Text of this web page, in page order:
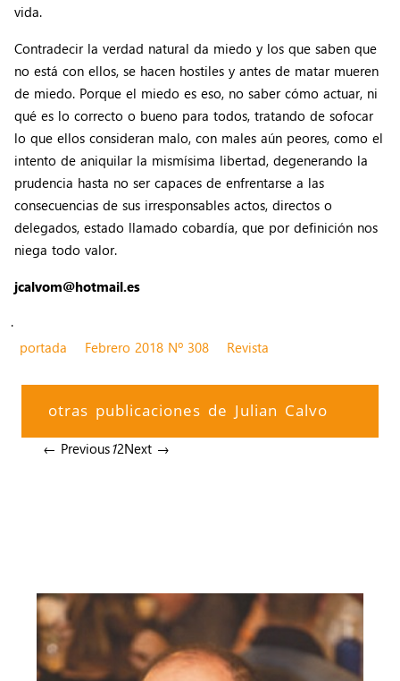
vida.
Contradecir la verdad natural da miedo y los que saben que
no está con ellos, se hacen hostiles y antes de matar mueren
de miedo. Porque el miedo es eso, no saber cómo actuar, ni
qué es lo correcto o bueno para todos, tratando de sofocar
lo que ellos consideran malo, con males aún peores, como el
intento de aniquilar la mismísima libertad, degenerando la
prudencia hasta no ser capaces de enfrentarse a las
consecuencias de sus irresponsables actos, directos o
delegados, estado llamado cobardía, que por definición nos
niega todo valor.
jcalvom@hotmail.es
.
portada
Febrero 2018 Nº 308 Revista
otras publicaciones de Julian Calvo
← Previous12Next →